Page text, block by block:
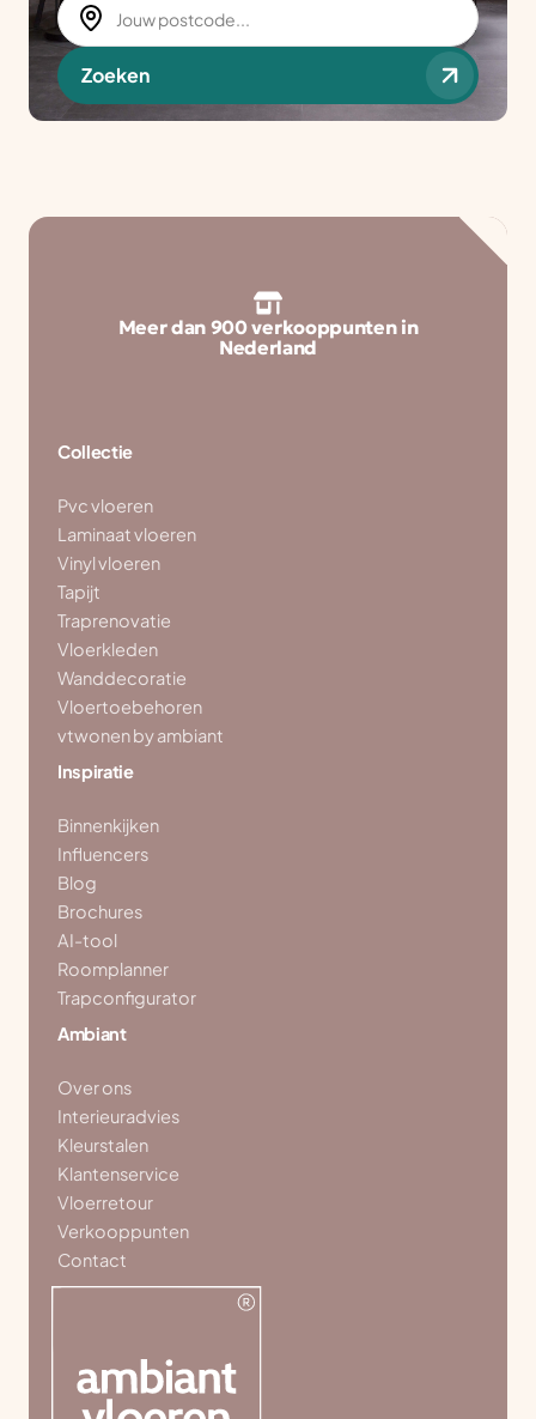
Zoeken
Meer dan 900 verkooppunten in
Nederland
Collectie
Pvc vloeren
Laminaat vloeren
Vinyl vloeren
Tapijt
Traprenovatie
Vloerkleden
Wanddecoratie
Vloertoebehoren
vtwonen by ambiant
Inspiratie
Binnenkijken
Influencers
Blog
Brochures
AI-tool
Roomplanner
Trapconfigurator
Ambiant
Over ons
Interieuradvies
Kleurstalen
Klantenservice
Vloerretour
Verkooppunten
Contact